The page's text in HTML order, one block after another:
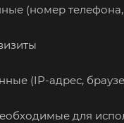
(номер
(IP-адрес,
для